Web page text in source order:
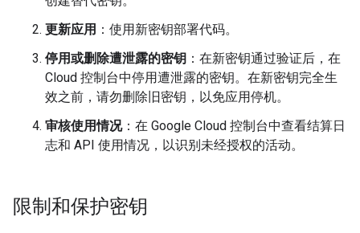
更新应用 ：使用新密钥部署代码。
停用或删除遭泄露的密钥 ：在新密钥通过验证后，在
Cloud 控制台中停用遭泄露的密钥。在新密钥完全生
效之前，请勿删除旧密钥，以免应用停机。
审核使用情况：在 Google Cloud 控制台中查看结算日
志和 API 使用情况，以识别未经授权的活动。
限制和保护密钥